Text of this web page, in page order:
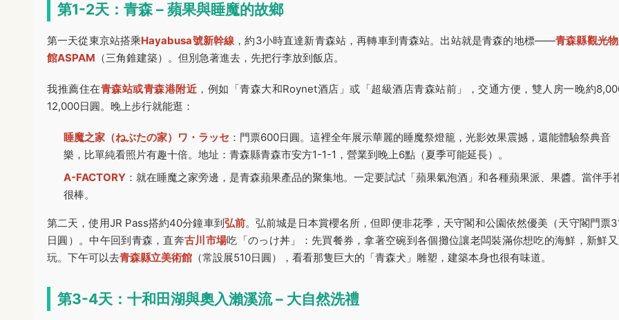
第1-2天：青森 – 蘋果與睡魔的故鄉
第一天從東京站搭乘Hayabusa號新幹線 ，約3小時直達新青森站，再轉車到青森站。出站就是青森的地標——青森縣觀光
館ASPAM （三角錐建築）。但別急著進去，先把行李放到飯店。
我推薦住在青森站或青森港附近 ，例如「青森大和Roynet酒店」或「超級酒店青森站前」，交通方便，雙人房一晚約
12,000日圓。晚上步行就能逛：
睡魔之家（ねぶたの家）ワ・ラッセ ：門票600日圓。這裡全年展示華麗的睡魔祭燈籠，光影效果震撼，還能體驗祭典音
樂，比單純看照片有趣十倍。地址：青森縣青森市安方1-1-1，營業到晚上6點（夏季可能延長）。
A-FACTORY ：就在睡魔之家旁邊，是青森蘋果產品的聚集地。一定要試試「蘋果氣泡酒」和各種蘋果派、果醬。當伴手
很棒。
第二天，使用JR Pass搭約40分鐘車到弘前。弘前城是日本賞櫻名所，但即便非花季，天守閣和公園依然優美（天守閣門票
日圓）。中午回到青森，直奔古川市場吃「のっけ丼」：先買餐券，拿著空碗到各個攤位讓老闆裝滿你想吃的海鮮，新鮮
玩。下午可以去青森縣立美術館 （常設展510日圓），看看那隻巨大的「青森犬」雕塑，建築本身也很有味道。
第3-4天：十和田湖與奧入瀨溪流 – 大自然洗禮